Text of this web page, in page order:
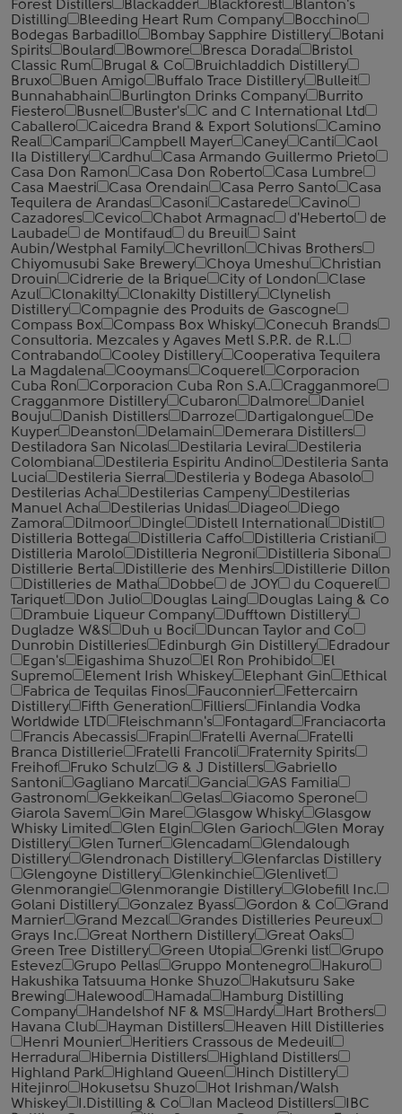
Forest Distillers
Blackadder Blackforest
Blanton's
Distilling
Bleeding Heart Rum Company
Bocchino
Bodegas Barbadillo
Bombay Sapphire Distillery
Botani
Spirits
Boulard Bowmore Bresca Dorada
Bristol
Classic Rum
Brugal & Co
Bruichladdich Distillery
Bruxo
Buen Amigo Buffalo Trace Distillery
Bulleit
Bunnahabhain
Burlington Drinks Company
Burrito
Fiestero
Busnel Buster's
C and C International Ltd
Caballero
Caicedra Brand & Export Solutions
Camino
Real
Campari Campbell Mayer Caney Canti
Caol
Ila Distillery
Cardhu
Casa Armando Guillermo Prieto
Casa Don Ramon
Casa Don Roberto
Casa Lumbre
Casa Maestri
Casa Orendain Casa Perro Santo
Casa
Tequilera de Arandas
Casoni Castarede
Cavino
Cazadores
Cevico Chabot Armagnac d'Heberto
de
Laubade
de Montifaud du Breuil
Saint
Aubin/Westphal Family
Chevrillon
Chivas Brothers
Chiyomusubi Sake Brewery
Choya Umeshu
Christian
Drouin
Cidrerie de la Brique City of London
Clase
Azul
Clonakilty Clonakilty Distillery
Clynelish
Distillery
Compagnie des Produits de Gascogne
Compass Box
Compass Box Whisky
Conecuh Brands
Consultoria. Mezcales y Agaves Metl S.P.R. de R.L.
Contrabando
Cooley Distillery
Cooperativa Tequilera
La Magdalena
Cooymans Coquerel
Corporacion
Cuba Ron
Corporacion Cuba Ron S.A.
Cragganmore
Cragganmore Distillery
Cubaron Dalmore
Daniel
Bouju
Danish Distillers Darroze Dartigalongue
De
Kuyper
Deanston Delamain
Demerara Distillers
Destiladora San Nicolas
Destilaria Levira
Destileria
Colombiana
Destileria Espiritu Andino
Destileria Santa
Lucia
Destileria Sierra
Destileria y Bodega Abasolo
Destilerias Acha
Destilerias Campeny
Destilerias
Manuel Acha
Destilerias Unidas Diageo
Diego
Zamora
Dilmoor Dingle Distell International
Distil
Distilleria Bottega
Distilleria Caffo
Distilleria Cristiani
Distilleria Marolo
Distilleria Negroni
Distilleria Sibona
Distillerie Berta
Distillerie des Menhirs
Distillerie Dillon
Distilleries de Matha
Dobbe de JOY
du Coquerel
Tariquet
Don Julio Douglas Laing
Douglas Laing & Co
Drambuie Liqueur Company
Dufftown Distillery
Dugladze W&S
Duh u Boci
Duncan Taylor and Co
Dunrobin Distilleries
Edinburgh Gin Distillery
Edradour
Egan's
Eigashima Shuzo El Ron Prohibido
El
Supremo
Element Irish Whiskey Elephant Gin
Ethical
Fabrica de Tequilas Finos
Fauconnier
Fettercairn
Distillery
Fifth Generation Filliers
Finlandia Vodka
Worldwide LTD
Fleischmann's Fontagard
Franciacorta
Francis Abecassis
Frapin Fratelli Averna
Fratelli
Branca Distillerie
Fratelli ‎Francoli
Fraternity Spirits
Freihof
Fruko Schulz G & J Distillers
Gabriello
Santoni
Gagliano Marcati Gancia
GAS Familia
Gastronom
Gekkeikan Gelas
Giacomo Sperone
Giarola Savem
Gin Mare Glasgow Whisky
Glasgow
Whisky Limited
Glen Elgin Glen Garioch
Glen Moray
Distillery
Glen Turner Glencadam
Glendalough
Distillery
Glendronach Distillery
Glenfarclas Distillery
Glengoyne Distillery
Glenkinchie
Glenlivet
Glenmorangie
Glenmorangie Distillery
Globefill Inc.
Golani Distillery
Gonzalez Byass Gordon & Co
Grand
Marnier
Grand Mezcal
Grandes Distilleries Peureux
Grays Inc.
Great Northern Distillery
Great Oaks
Green Tree Distillery
Green Utopia Grenki list
Grupo
Estevez
Grupo Pellas Gruppo Montenegro
Hakuro
Hakushika Tatsuuma Honke Shuzo
Hakutsuru Sake
Brewing
Halewood Hamada
Hamburg Distilling
Company
Handelshof NF & MS Hardy
Hart Brothers
Havana Club
Hayman Distillers
Heaven Hill Distilleries
Henri Mounier
Heritiers Crassous de Medeuil
Herradura
Hibernia Distillers
Highland Distillers
Highland Park
Highland Queen
Hinch Distillery
Hitejinro
Hokusetsu Shuzo
Hot Irishman/Walsh
Whiskey
I.Distilling & Co Ian Macleod Distillers
IBC